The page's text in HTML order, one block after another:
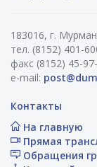
183016, г.
тел. (8152) 401-
факс (8152) 45-
e-mail:
Контакты
На главную
Прямая
Обращения